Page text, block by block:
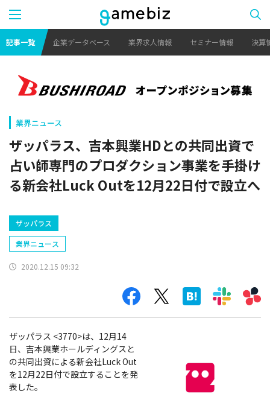
記事一覧 企業データベース 業界求人情報 セミナー情報 決算
業界ニュース
ザッパラス、吉本興業HDとの共同出資で
占い師専門のプロダクション事業を手掛け
る新会社Luck Outを12月22日付で設立へ
ザッパラス
業界ニュース
2020.12.15 09:32
ザッパラス <3770>は、12月14
日、吉本興業ホールディングスと
の共同出資による新会社Luck Out
を12月22日付で設立することを発
表した。